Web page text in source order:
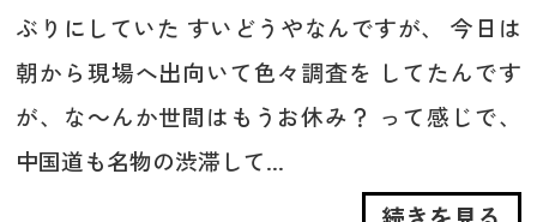
ぶりにしていた すいどうやなんですが、 今日は
朝から現場へ出向いて色々調査を してたんです
が、な～んか世間はもうお休み？ って感じで、
中国道も名物の渋滞して...